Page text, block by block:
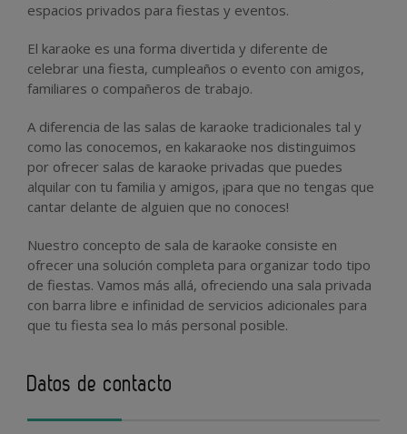
espacios privados para fiestas y eventos.
El karaoke es una forma divertida y diferente de
celebrar una fiesta, cumpleaños o evento con amigos,
familiares o compañeros de trabajo.
A diferencia de las salas de karaoke tradicionales tal y
como las conocemos, en kakaraoke nos distinguimos
por ofrecer salas de karaoke privadas que puedes
alquilar con tu familia y amigos, ¡para que no tengas que
cantar delante de alguien que no conoces!
Nuestro concepto de sala de karaoke consiste en
ofrecer una solución completa para organizar todo tipo
de fiestas. Vamos más allá, ofreciendo una sala privada
con barra libre e infinidad de servicios adicionales para
que tu fiesta sea lo más personal posible.
Datos de contacto